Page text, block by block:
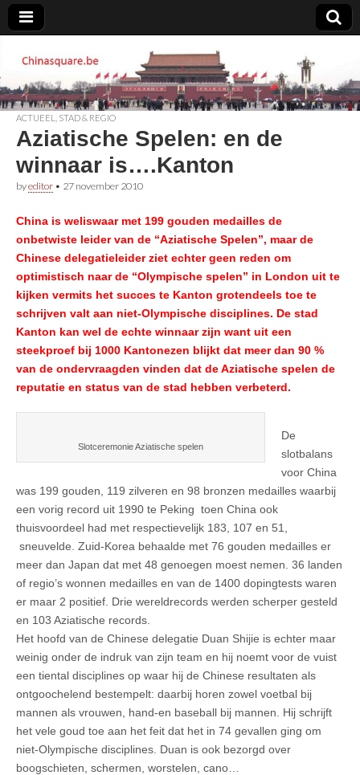
Chinasquare.be
ACTUEEL STAD & REGIO
Aziatische Spelen: en de
winnaar is….Kanton
byeditor • 27 november 2010
China is weliswaar met 199 gouden medailles de
onbetwiste leider van de “Aziatische Spelen”, maar de
Chinese delegatieleider ziet echter geen reden om
optimistisch naar de “Olympische spelen” in London uit te
kijken vermits het succes te Kanton grotendeels toe te
schrijven valt aan niet-Olympische disciplines. De stad
Kanton kan wel de echte winnaar zijn want uit een
steekproef bij 1000 Kantonezen blijkt dat meer dan 90 %
van de ondervraagden vinden dat de Aziatische spelen de
reputatie en status van de stad hebben verbeterd.
Slotceremonie Aziatische spelen
De
slotbalans
voor China
was 199 gouden, 119 zilveren en 98 bronzen medailles waarbij
een vorig record uit 1990 te Peking toen China ook
thuisvoordeel had met respectievelijk 183, 107 en 51,
sneuvelde. Zuid-Korea behaalde met 76 gouden medailles er
meer dan Japan dat met 48 genoegen moest nemen. 36 landen
of regio’s wonnen medailles en van de 1400 dopingtests waren
er maar 2 positief. Drie wereldrecords werden scherper gesteld
en 103 Aziatische records.
Het hoofd van de Chinese delegatie Duan Shijie is echter maar
weinig onder de indruk van zijn team en hij noemt voor de vuist
een tiental disciplines op waar hij de Chinese resultaten als
ontgoochelend bestempelt: daarbij horen zowel voetbal bij
mannen als vrouwen, hand-en baseball bij mannen. Hij schrijft
het vele goud toe aan het feit dat het in 74 gevallen ging om
niet-Olympische disciplines. Duan is ook bezorgd over
boogschieten, schermen, worstelen, cano…